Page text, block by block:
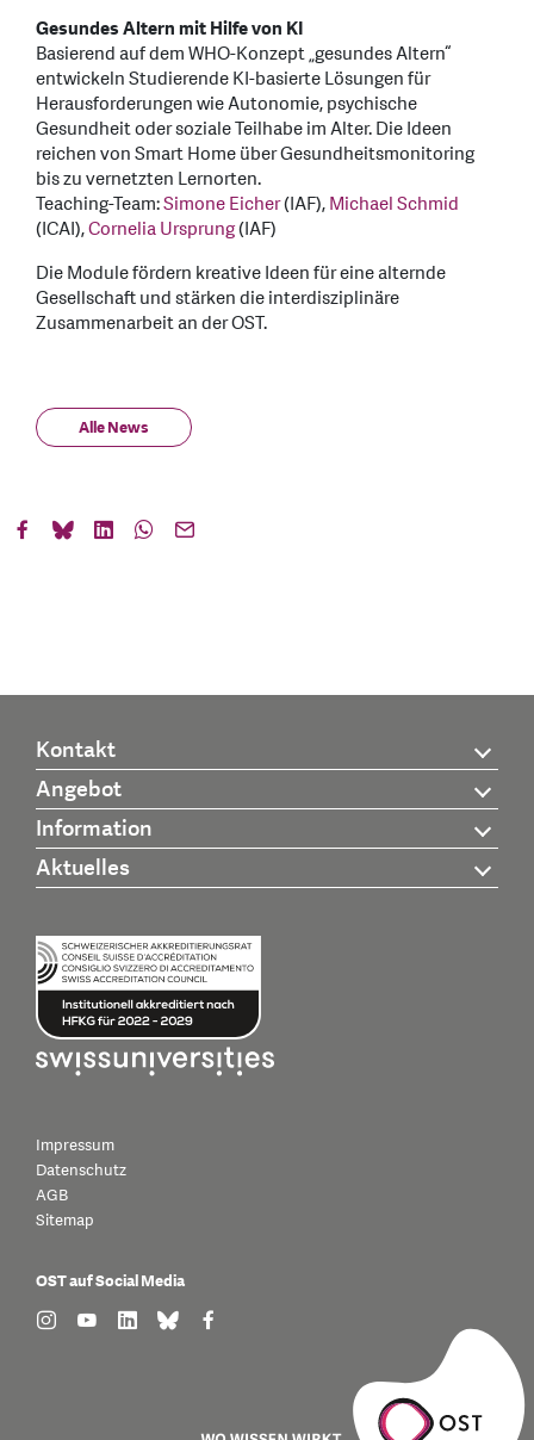
Gesundes Altern mit Hilfe von KI
Basierend auf dem WHO-Konzept „gesundes Altern“
entwickeln Studierende KI-basierte Lösungen für
Herausforderungen wie Autonomie, psychische
Gesundheit oder soziale Teilhabe im Alter. Die Ideen
reichen von Smart Home über Gesundheitsmonitoring
bis zu vernetzten Lernorten.
Teaching-Team:Simone Eicher(IAF),Michael Schmid
(ICAI),Cornelia Ursprung(IAF)
Die Module fördern kreative Ideen für eine alternde
Gesellschaft und stärken die interdisziplinäre
Zusammenarbeit an der OST.
Alle News
Kontakt
Angebot
Information
Aktuelles
Impressum
Datenschutz
AGB
Sitemap
OST auf Social Media
find us on: instagram
find us on: youtube
find us on: linkedin
find us on: bluesky
find us on: facebook